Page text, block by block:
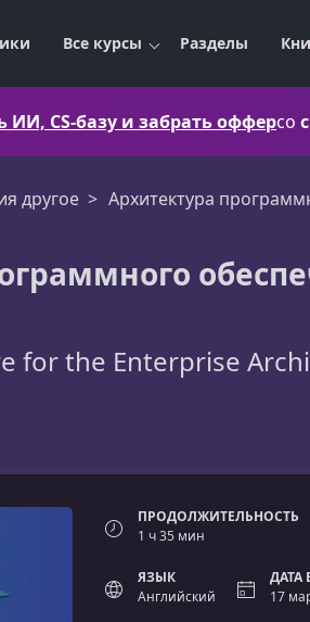
Все курсы Разделы
ИИ, CS-базу и забрать офферсо
другое Архитектура
for the Enterprise
ПРОДОЛЖИТЕЛЬНОСТЬ
1 ч 35 мин
ЯЗЫК
Английский
ДАТА
17